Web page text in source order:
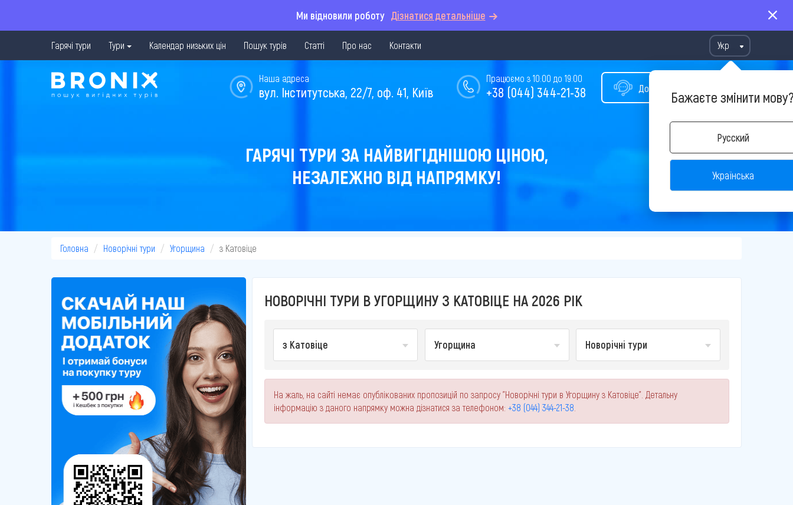
Ми відновили роботу Дізнатися детальніше
Гарячі тури Тури Календар низьких цін Пошук турів Статті Про нас Контакти Укр
Бажаєте змінити
Русский
Українська
Допомога у виборі туру
Працюємо з 10:00 до 19:00
+38 (044) 344-21-38
Наша адреса
вул. Інститутська, 22/7, оф. 41, Київ
ГАРЯЧІ ТУРИ ЗА НАЙВИГІДНІШОЮ ЦІНОЮ,
НЕЗАЛЕЖНО ВІД НАПРЯМКУ!
Головна Новорічні тури Угорщина з Катовіце
НОВОРІЧНІ ТУРИ В УГОРЩИНУ З КАТОВІЦЕ НА 2026 РІК
з Катовіце Угорщина Новорічні тури
На жаль, на сайті немає опублікованих пропозицій по запросу "Новорічні тури в Угорщину з Катовіце". Детальну
інформацію з даного напрямку можна дізнатися за телефоном: +38 (044) 344-21-38